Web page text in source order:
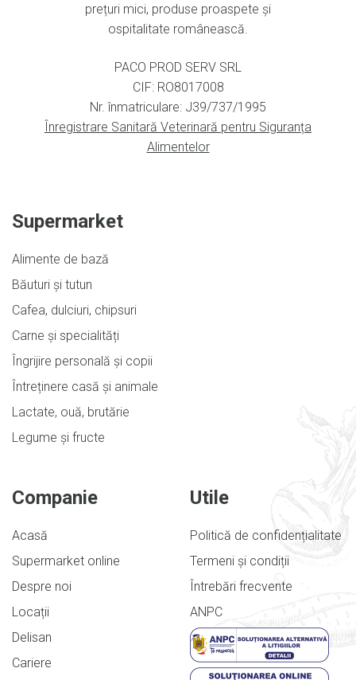
prețuri mici, produse proaspete și
ospitalitate românească.
PACO PROD SERV SRL
CIF: RO8017008
Nr. înmatriculare: J39/737/1995
Înregistrare Sanitară Veterinară pentru Siguranța
Alimentelor
Supermarket
Alimente de bază
Băuturi și tutun
Cafea, dulciuri, chipsuri
Carne și specialități
Îngrijire personală și copii
Întreținere casă și animale
Lactate, ouă, brutărie
Legume și fructe
Companie
Acasă
Supermarket online
Despre noi
Locații
Delisan
Cariere
Utile
Politică de confidențialitate
Termeni și condiții
Întrebări frecvente
ANPC